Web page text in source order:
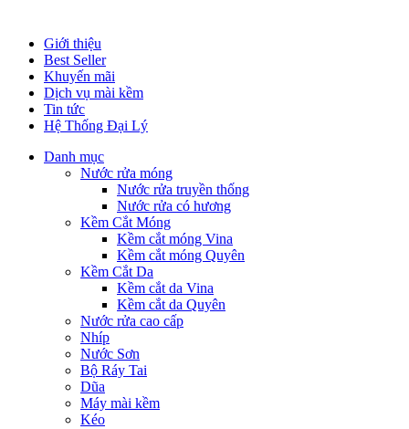
Giới thiệu
Best Seller
Khuyến mãi
Dịch vụ mài kềm
Tin tức
Hệ Thống Đại Lý
Danh mục
Nước rửa móng
Nước rửa truyền thống
Nước rửa có hương
Kềm Cắt Móng
Kềm cắt móng Vina
Kềm cắt móng Quyên
Kềm Cắt Da
Kềm cắt da Vina
Kềm cắt da Quyên
Nước rửa cao cấp
Nhíp
Nước Sơn
Bộ Ráy Tai
Dũa
Máy mài kềm
Kéo